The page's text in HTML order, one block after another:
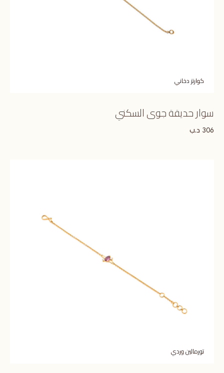
كوارتز دخاني
سوار حديقة جوى السكني
306 د.ب
تورمالين وردي